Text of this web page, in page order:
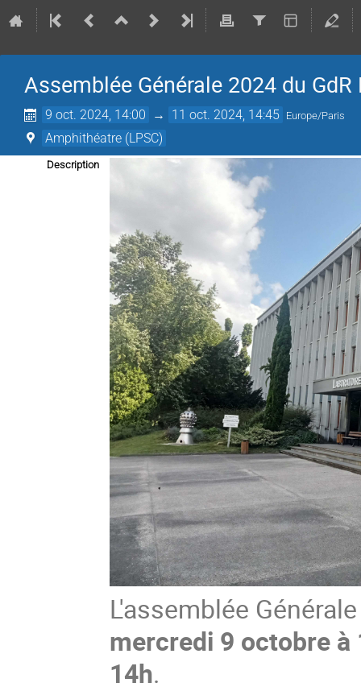
Assemblée Générale 2024 du GdR
9 oct. 2024, 14:00 → 11 oct. 2024, 14:45 Europe/Paris
Amphithéatre (LPSC)
Description
L'assemblée
mercredi 9 octobre à
14h.